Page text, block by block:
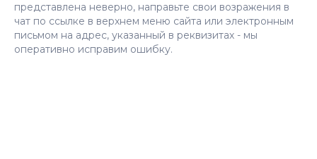
представлена неверно, направьте свои возражения в
чат по ссылке в верхнем меню сайта или электронным
письмом на адрес, указанный в реквизитах - мы
оперативно исправим ошибку.